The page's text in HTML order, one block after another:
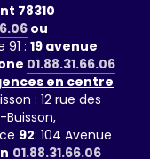
78310
ou
91 : 19 avenue
01.88.31.66.06
en centre
: 12 rue des
Buisson,
92: 104 Avenue
01.88.31.66.06